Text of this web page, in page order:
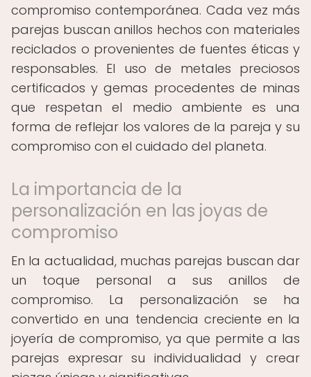
compromiso contemporánea. Cada vez más
parejas buscan anillos hechos con materiales
reciclados o provenientes de fuentes éticas y
responsables. El uso de metales preciosos
certificados y gemas procedentes de minas
que respetan el medio ambiente es una
forma de reflejar los valores de la pareja y su
compromiso con el cuidado del planeta.
La importancia de la
personalización en las joyas de
compromiso
En la actualidad, muchas parejas buscan dar
un toque personal a sus anillos de
compromiso. La personalización se ha
convertido en una tendencia creciente en la
joyería de compromiso, ya que permite a las
parejas expresar su individualidad y crear